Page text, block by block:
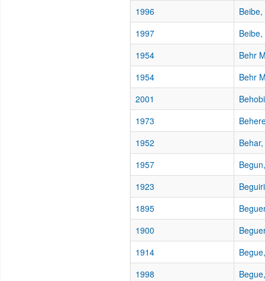
1996
1997
1954
Behr
1954
Behr
2001
1973
1952
1957
1923
1895
1900
1914
1998